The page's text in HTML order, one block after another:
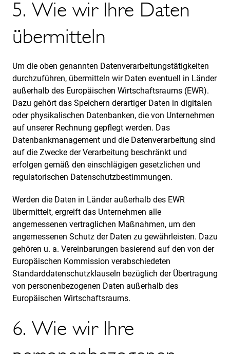
5. Wie wir Ihre Daten
übermitteln
Um die oben genannten Datenverarbeitungstätigkeiten
durchzuführen, übermitteln wir Daten eventuell in Länder
außerhalb des Europäischen Wirtschaftsraums (EWR).
Dazu gehört das Speichern derartiger Daten in digitalen
oder physikalischen Datenbanken, die von Unternehmen
auf unserer Rechnung gepflegt werden. Das
Datenbankmanagement und die Datenverarbeitung sind
auf die Zwecke der Verarbeitung beschränkt und
erfolgen gemäß den einschlägigen gesetzlichen und
regulatorischen Datenschutzbestimmungen.
Werden die Daten in Länder außerhalb des EWR
übermittelt, ergreift das Unternehmen alle
angemessenen vertraglichen Maßnahmen, um den
angemessenen Schutz der Daten zu gewährleisten. Dazu
gehören u. a. Vereinbarungen basierend auf den von der
Europäischen Kommission verabschiedeten
Standarddatenschutzklauseln bezüglich der Übertragung
von personenbezogenen Daten außerhalb des
Europäischen Wirtschaftsraums.
6. Wie wir Ihre